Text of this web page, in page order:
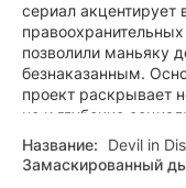
сериал акцентирует
позволили маньяку
безнаказанным.
проект раскрывает
но и глубокие
их совершению.
дьявол: Джон Уэйн
разрешении Full HD
Название: Devil in
Замаскированный